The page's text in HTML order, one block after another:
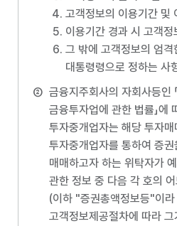
고객정보의 이용기간 및
이용기간 경과 시 고객정
그 밖에 고객정보의 엄격
대통령령으로 정하는 사
금융지주회사의 자회사등인
금융투자업에 관한 법률」에
투자중개업자는 해당 투자매
투자중개업자를 통하여 증
매매하고자 하는 위탁자가
관한 정보 중 다음 각 호의
(이하 "증권총액정보등"이라
고객정보제공절차에 따라 그